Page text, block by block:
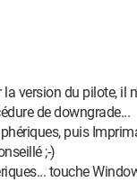
version du pilote, il
de downgrade...
puis
;-)
touche